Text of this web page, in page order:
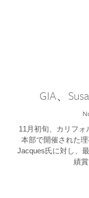
GIA、
11月初旬、カリフ
本部で開催された
Jacques氏に対し、
績